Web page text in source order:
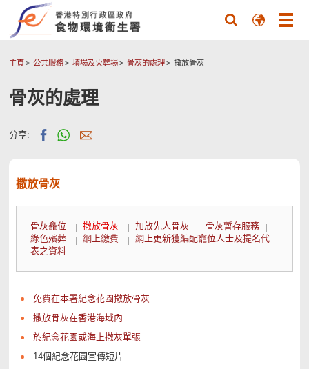
主頁 公共服務 墳場及火葬場 骨灰的處理 撒放骨灰
骨灰的處理
分享:
撒放骨灰
骨灰龕位 撒放骨灰 加放先人骨灰
骨灰暫存服務
綠色殯葬
網上繳費
網上更新獲編配龕位人士及提名代
表之資料
免費在本署紀念花園撒放骨灰
撒放骨灰在香港海域內
於紀念花園或海上撒灰單張
14個紀念花園宣傳短片